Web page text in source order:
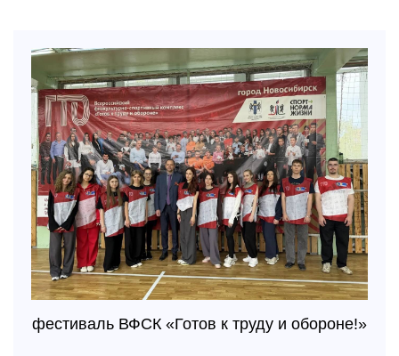
фестиваль ВФСК «Готов к труду и обороне!»